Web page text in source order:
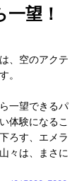
望！
、空のアクテ
。
一望できるパ
体験になるこ
ろす、エメラ
々は、まさに